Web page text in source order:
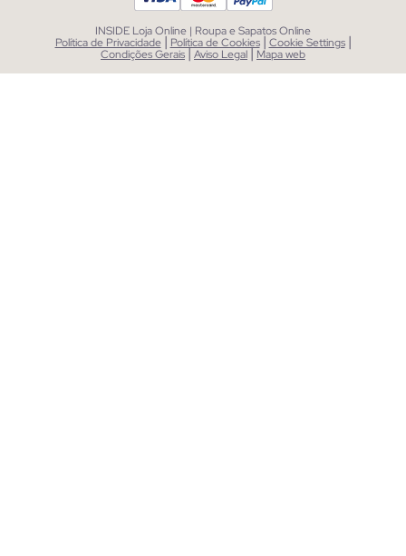
INSIDE Loja Online | Roupa e Sapatos Online
Política de Privacidade | Política de Cookies | Cookie Settings |
Condições Gerais|Aviso Legal| Mapa web